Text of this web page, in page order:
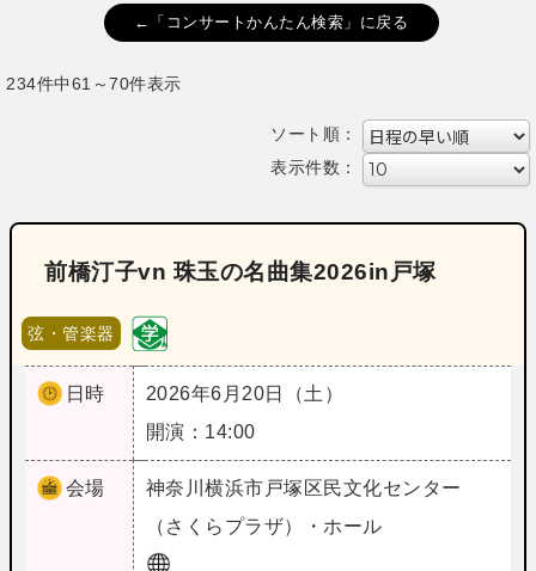
←「コンサートかんたん検索」に戻る
234件中61～70件表示
ソート順：
表示件数：
前橋汀子vn 珠玉の名曲集2026in戸塚
弦・管楽器
日時
2026年6月20日（土）
開演：14:00
会場 神奈川横浜市戸塚区民文化センター
（さくらプラザ）・ホール